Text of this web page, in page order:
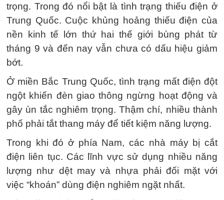
trọng. Trong đó nổi bật là tình trạng thiếu điện ở
Trung Quốc. Cuộc khủng hoảng thiếu điện của
nền kinh tế lớn thứ hai thế giới bùng phát từ
tháng 9 và đến nay vẫn chưa có dấu hiệu giảm
bớt.
Ở miền Bắc Trung Quốc, tình trạng mất điện đột
ngột khiến đèn giao thông ngừng hoạt động và
gây ùn tắc nghiêm trọng. Thậm chí, nhiều thành
phố phải tắt thang máy để tiết kiệm năng lượng.
Trong khi đó ở phía Nam, các nhà máy bị cắt
điện liên tục. Các lĩnh vực sử dụng nhiều năng
lượng như dệt may và nhựa phải đối mặt với
việc “khoán” dùng điện nghiêm ngặt nhất.